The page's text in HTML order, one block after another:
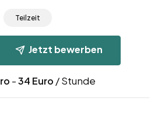
Teilzeit
Jetzt bewerben
-34 Euro / Stunde